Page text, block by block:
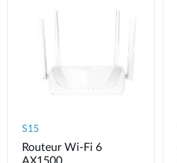
S15
Routeur Wi-Fi 6